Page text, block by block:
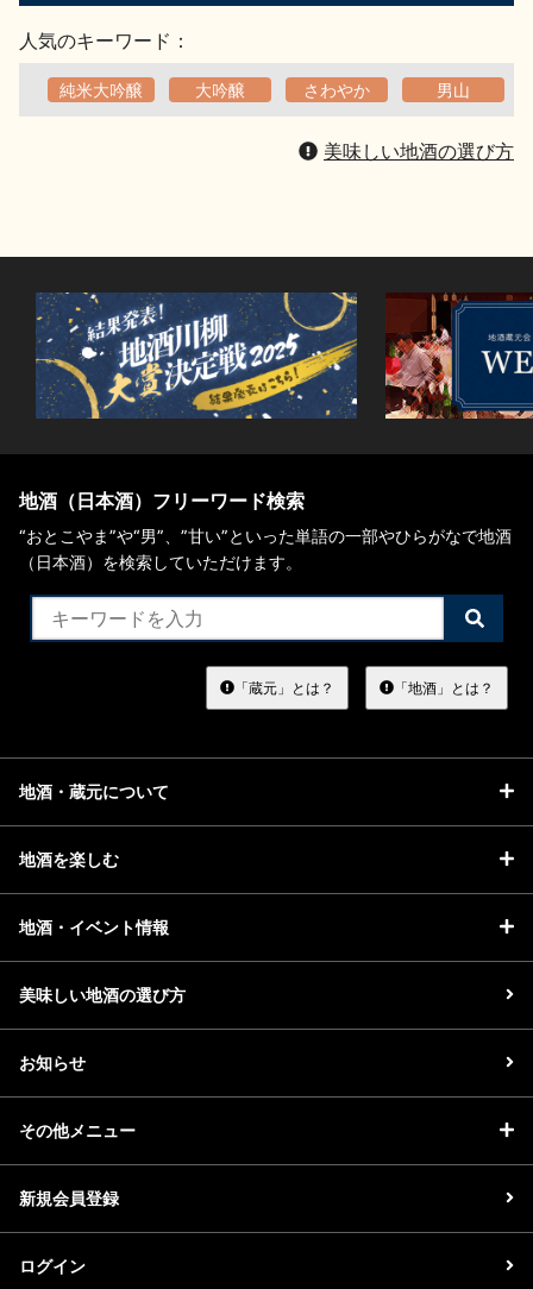
人気のキーワード：
純米大吟醸 大吟醸 さわやか 男山
美味しい地酒の選び方
地酒（日本酒）フリーワード検索
“おとこやま”や“男”、”甘い”といった単語の一部やひらがなで地酒
（日本酒）を検索していただけます。
検
索
る
「蔵元」とは？ 「地酒」とは？
地酒・蔵元について
地酒を楽しむ
地酒・イベント情報
美味しい地酒の選び方
お知らせ
その他メニュー
新規会員登録
ログイン